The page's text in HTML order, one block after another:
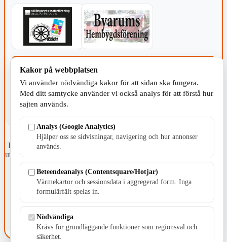
Fristående webbtidningsföretag grundat 1991 som sedan 2002 ger
ut tidningen Skillingaryd.nu och 2010 lanserades Värnamo.nu. Från
april 2026 omfattar Skillingaryd.nu tre kommuner: Gnosjö,
Värnamo och Vaggeryds kommun.
Kontakta oss
Postadress: Gisslaköp 1, 568 92 Skillingaryd
Kakinställningar
Kakor på webbplatsen
Vi använder nödvändiga kakor för att sidan ska fungera.
Med ditt samtycke använder vi också analys för att förstå hur
sajten används.
Analys (Google Analytics)
Hjälper oss se sidvisningar, navigering och hur annonser
används.
Beteendeanalys (Contentsquare/Hotjar)
Värmekartor och sessionsdata i aggregerad form. Inga
formulärfält spelas in.
Nödvändiga
Krävs för grundläggande funktioner som regionsval och
säkerhet.